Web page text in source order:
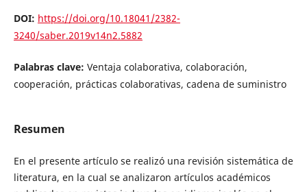
DOI: https://doi.org/10.18041/2382-
3240/saber.2019v14n2.5882
Palabras clave: Ventaja colaborativa, colaboración,
cooperación, prácticas colaborativas, cadena de suministro
Resumen
En el presente artículo se realizó una revisión sistemática de
literatura, en la cual se analizaron artículos académicos